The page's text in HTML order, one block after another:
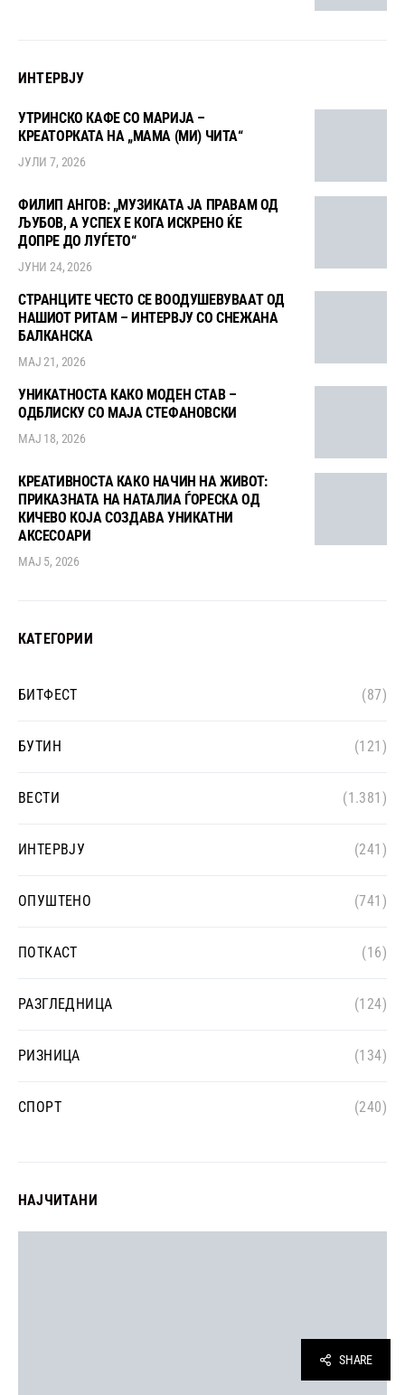
ИНТЕРВЈУ
УТРИНСКО КАФЕ СО МАРИЈА –
КРЕАТОРКАТА НА „МАМА (МИ) ЧИТА“
ЈУЛИ 7, 2026
ФИЛИП АНГОВ: „МУЗИКАТА ЈА ПРАВАМ ОД
ЉУБОВ, А УСПЕХ Е КОГА ИСКРЕНО ЌЕ
ДОПРЕ ДО ЛУЃЕТО“
ЈУНИ 24, 2026
СТРАНЦИТЕ ЧЕСТО СЕ ВООДУШЕВУВААТ ОД
НАШИОТ РИТАМ – ИНТЕРВЈУ СО СНЕЖАНА
БАЛКАНСКА
МАЈ 21, 2026
УНИКАТНОСТА КАКО МОДЕН СТАВ –
ОДБЛИСКУ СО МАЈА СТЕФАНОВСКИ
МАЈ 18, 2026
КРЕАТИВНОСТА КАКО НАЧИН НА ЖИВОТ:
ПРИКАЗНАТА НА НАТАЛИА ЃОРЕСКА ОД
КИЧЕВО КОЈА СОЗДАВА УНИКАТНИ
АКСЕСОАРИ
МАЈ 5, 2026
КАТЕГОРИИ
БИТФЕСТ (87)
БУТИН (121)
ВЕСТИ (1.381)
ИНТЕРВЈУ (241)
ОПУШТЕНО (741)
ПОТКАСТ (16)
РАЗГЛЕДНИЦА (124)
РИЗНИЦА (134)
СПОРТ (240)
НАЈЧИТАНИ
SHARE